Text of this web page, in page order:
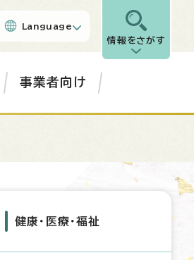
Language
情報をさがす
事業者向け
健康・医療・福祉